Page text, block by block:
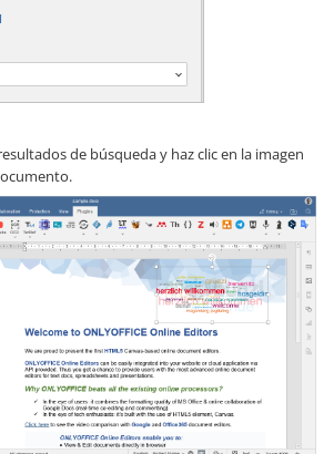
de búsqueda y haz clic en la imagen